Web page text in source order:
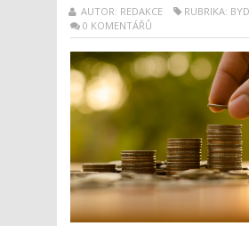
AUTOR: REDAKCE
RUBRIKA:
0 KOMENTÁŘŮ